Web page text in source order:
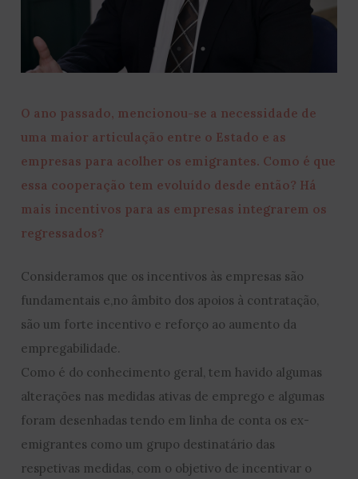
O ano passado, mencionou-se a necessidade de
uma maior articulação entre o Estado e as
empresas para acolher os emigrantes. Como é que
essa cooperação tem evoluído desde então? Há
mais incentivos para as empresas integrarem os
regressados?
Consideramos que os incentivos às empresas são
fundamentais e,no âmbito dos apoios à contratação,
são um forte incentivo e reforço ao aumento da
empregabilidade.
Como é do conhecimento geral, tem havido algumas
alterações nas medidas ativas de emprego e algumas
foram desenhadas tendo em linha de conta os ex-
emigrantes como um grupo destinatário das
respetivas medidas, com o objetivo de incentivar o